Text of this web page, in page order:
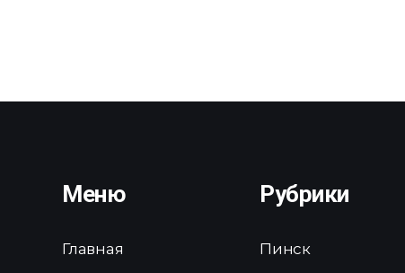
Меню
Главная
Рубрики
Пинск